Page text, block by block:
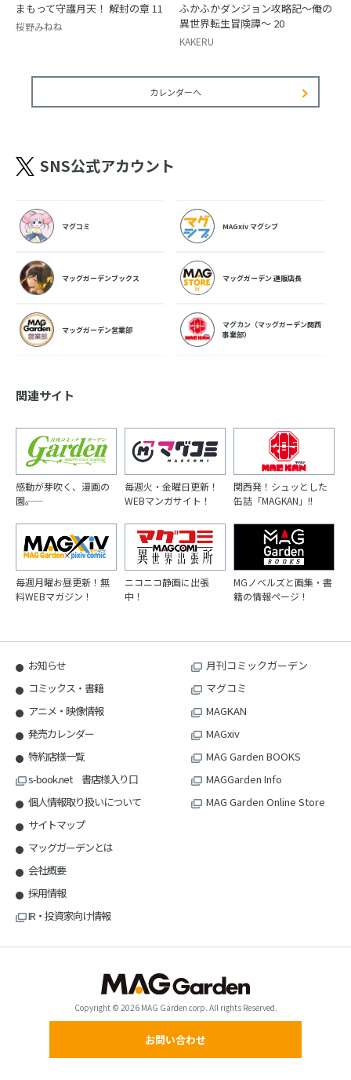
まもって守護月天！ 解封の章 11
桜野みねね
ふかふかダンジョン攻略記～俺の
異世界転生冒険譚～ 20
KAKERU
カレンダーへ
SNS公式アカウント
マグコミ MAGxiv マグシブ
マッグガーデンブックス マッグガーデン 通販店長
マッグガーデン営業部
マグカン（マッグガーデン関西
事業部）
関連サイト
感動が芽吹く、漫画の
園――。
毎週火・金曜日更新！
WEBマンガサイト！
関西発！シュッとした
缶詰「MAGKAN」!!
毎週月曜お昼更新！無
料WEBマガジン！
ニコニコ静画に出張
中！
MGノベルズと画集・書
籍の情報ページ！
お知らせ
コミックス・書籍
アニメ・映像情報
発売カレンダー
特約店様一覧
s-book.net 書店様入り口
個人情報取り扱いについて
サイトマップ
マッグガーデンとは
会社概要
採用情報
IR・投資家向け情報
月刊コミックガーデン
マグコミ
MAGKAN
MAGxiv
MAG Garden BOOKS
MAGGarden Info
MAG Garden Online Store
Copyright © 2026 MAG Garden corp. All rights Reserved.
お問い合わせ